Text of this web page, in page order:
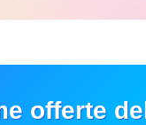
offerte